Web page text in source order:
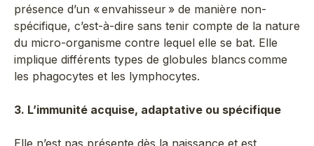
présence d’un « envahisseur » de manière non-
spécifique, c’est-à-dire sans tenir compte de la nature
du micro-organisme contre lequel elle se bat. Elle
implique différents types de globules blancs comme
les phagocytes et les lymphocytes.
3. L’immunité acquise, adaptative ou spécifique
Elle n’est pas présente dès la naissance et est